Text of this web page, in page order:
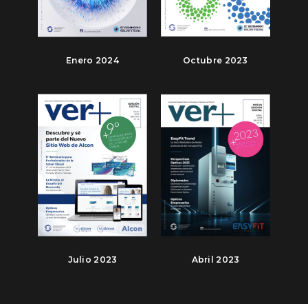
Enero 2024 Octubre 2023
Julio 2023 Abril 2023